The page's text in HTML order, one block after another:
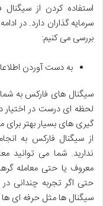
استفاده کردن از
سرمایه گذاران دارد. در
بررسی می کنیم:
به دست آوردن
سیگنال های فارکس به شما
لحظه ای درست در اختیار
گیری های بسیار بهتر برای
از سیگنال فارکس به
ندارید. شما می توانید
معروف یا حتی معامله
حتی اگر تجربه چندانی
سیگنال ها مثل حرفه ای ها